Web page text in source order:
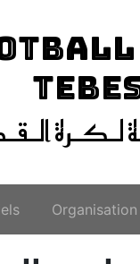
لـكـرة
Organisation